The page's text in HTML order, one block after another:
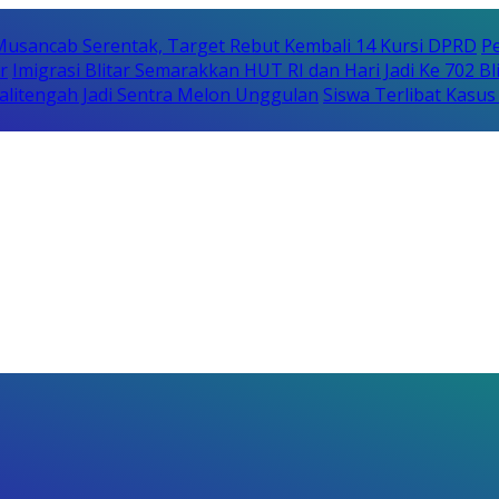
Serentak, Target Rebut Kembali 14 Kursi DPRD
Imigrasi Blitar Semarakkan HUT RI dan Hari Jadi Ke 702
Jadi Sentra Melon Unggulan Siswa Terlibat